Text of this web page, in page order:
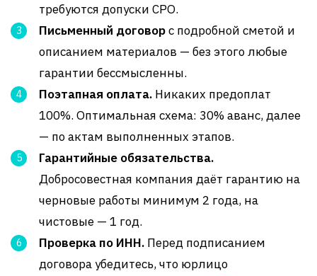
требуются допуски СРО.
Письменный договорс подробной сметой и
описанием материалов — без этого любые
гарантии бессмысленны.
Поэтапная оплата. Никаких предоплат
100%. Оптимальная схема: 30% аванс, далее
— по актам выполненных этапов.
Гарантийные обязательства.
Добросовестная компания даёт гарантию на
черновые работы минимум 2 года, на
чистовые — 1 год.
Проверка по ИНН. Перед подписанием
договора убедитесь, что юрлицо